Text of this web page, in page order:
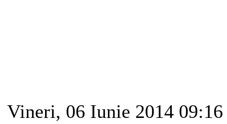
Vineri, 06 Iunie 2014 09:16